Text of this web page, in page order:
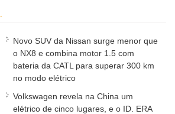
.
Novo SUV da Nissan surge menor que
o NX8 e combina motor 1.5 com
bateria da CATL para superar 300 km
no modo elétrico
Volkswagen revela na China um
elétrico de cinco lugares, e o ID. ERA